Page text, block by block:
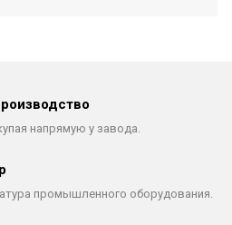
напрямую у завода.
промышленного оборудования.